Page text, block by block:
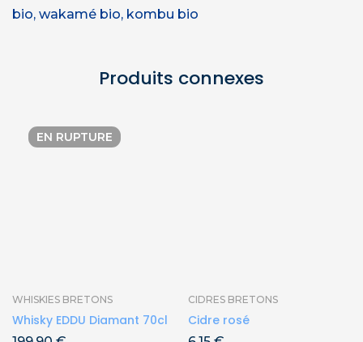
bio, wakamé bio, kombu bio
Produits connexes
EN RUPTURE
WHISKIES BRETONS
Whisky EDDU Diamant 70cl
CIDRES BRETONS
Cidre rosé